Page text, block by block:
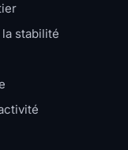
stabilité